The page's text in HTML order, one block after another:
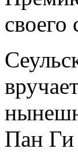
Пан